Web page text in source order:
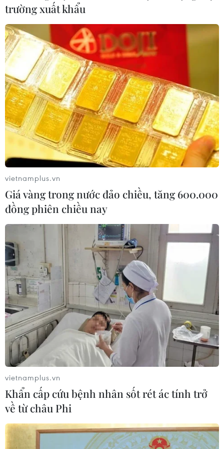
trường xuất khẩu
vietnamplus.vn
Giá vàng trong nước đảo chiều, tăng 600.000
đồng phiên chiều nay
vietnamplus.vn
Khẩn cấp cứu bệnh nhân sốt rét ác tính trở
về từ châu Phi